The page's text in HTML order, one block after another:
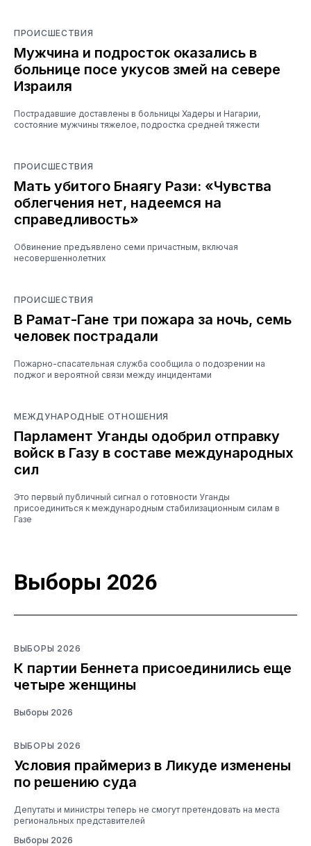
ПРОИСШЕСТВИЯ
Мужчина и подросток оказались в
больнице посе укусов змей на севере
Израиля
Пострадавшие доставлены в больницы Хадеры и Нагарии,
состояние мужчины тяжелое, подростка средней тяжести
ПРОИСШЕСТВИЯ
Мать убитого Бнаягу Рази: «Чувства
облегчения нет, надеемся на
справедливость»
Обвинение предъявлено семи причастным, включая
несовершеннолетних
ПРОИСШЕСТВИЯ
В Рамат-Гане три пожара за ночь, семь
человек пострадали
Пожарно-спасательная служба сообщила о подозрении на
поджог и вероятной связи между инцидентами
МЕЖДУНАРОДНЫЕ ОТНОШЕНИЯ
Парламент Уганды одобрил отправку
войск в Газу в составе международных
сил
Это первый публичный сигнал о готовности Уганды
присоединиться к международным стабилизационным силам в
Газе
Выборы 2026
ВЫБОРЫ 2026
К партии Беннета присоединились еще
четыре женщины
Выборы 2026
ВЫБОРЫ 2026
Условия праймериз в Ликуде изменены
по решению суда
Депутаты и министры теперь не смогут претендовать на места
региональных представителей
Выборы 2026